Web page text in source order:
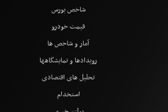
شاخص بورس
قیمت خودرو
آمار و شاخص ها
رویدادها و نمایشگاهها
تحلیل های اقتصادی
استخدام